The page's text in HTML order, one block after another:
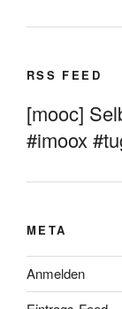
RSS FEED
[mooc]
#imoox
META
Anmelden